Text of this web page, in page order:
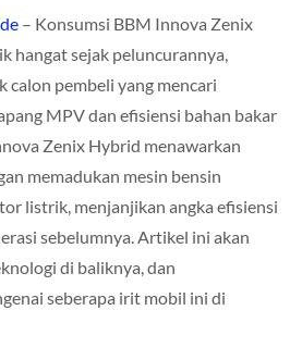
– Konsumsi BBM Innova Zenix
hangat sejak peluncurannya,
calon pembeli yang mencari
MPV dan efisiensi bahan bakar
Zenix Hybrid menawarkan
memadukan mesin bensin
listrik, menjanjikan angka efisiensi
sebelumnya. Artikel ini akan
di baliknya, dan
seberapa irit mobil ini di